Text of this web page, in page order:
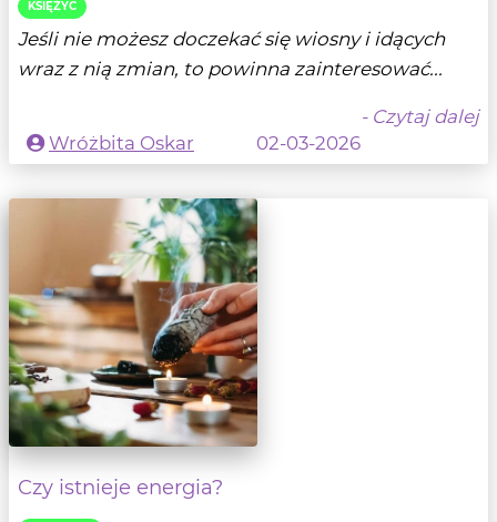
KSIĘŻYC
Jeśli nie możesz doczekać się wiosny i idących
wraz z nią zmian, to powinna zainteresować...
- Czytaj dalej
Wróżbita Oskar
02-03-2026
Czy istnieje energia?